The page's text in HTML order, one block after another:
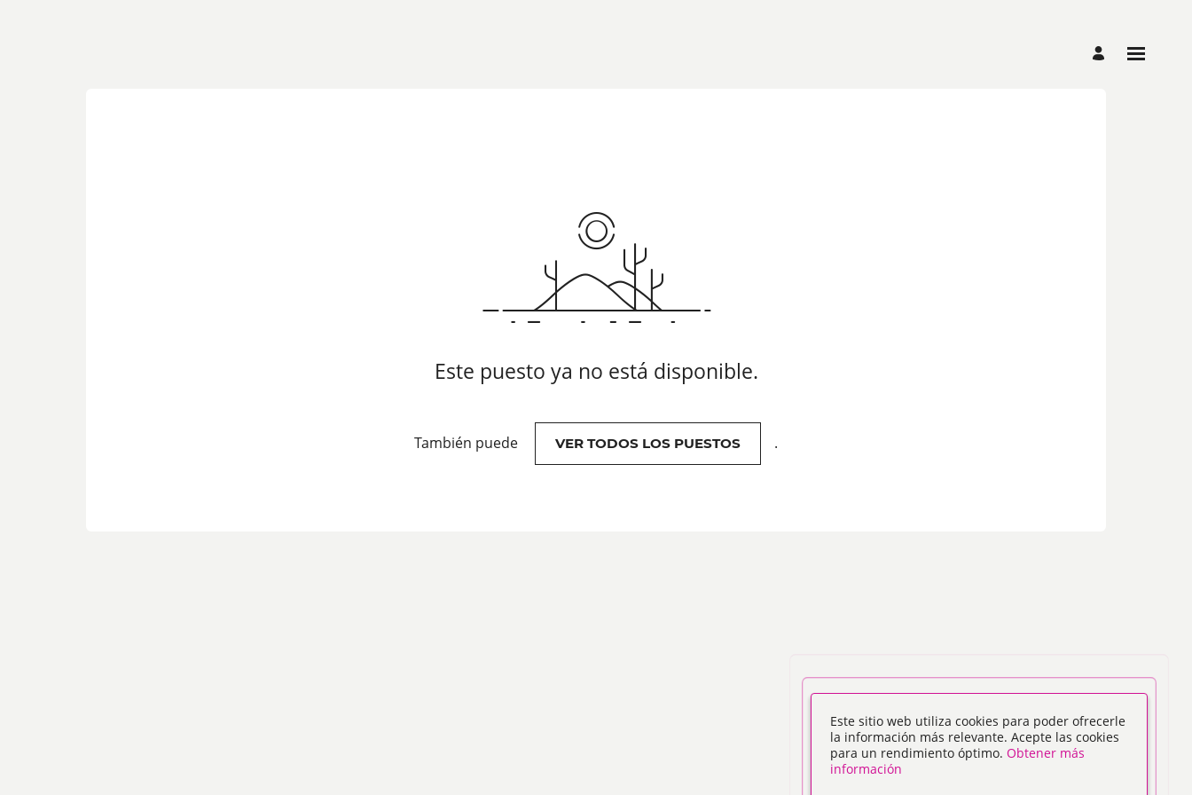
Este puesto ya no está disponible.
También puede VER TODOS LOS PUESTOS .
Este sitio web utiliza cookies para poder ofrecerle
la información más relevante. Acepte las cookies
para un rendimiento óptimo. Obtener más
información